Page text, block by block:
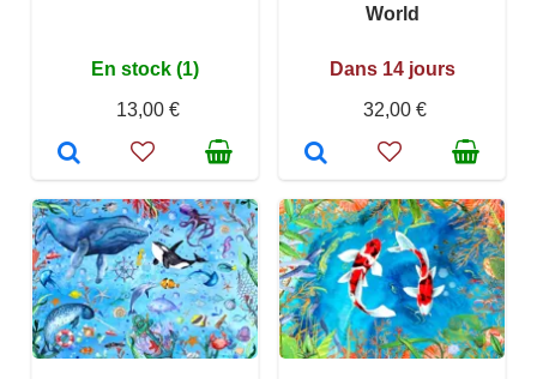
En stock (1)
13,00 €
World
Dans 14 jours
32,00 €